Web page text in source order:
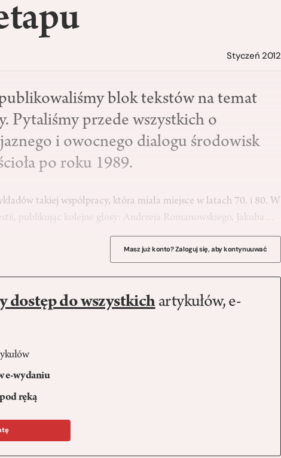
Styczeń 2012
blok tekstów na temat
Pytaliśmy przede wszystkich o
i owocnego dialogu środowisk
po roku 1989.
takiej współpracy, która miała miejsce w latach 70. i 80. W
publikując kolejne głosy: Andrzeja Romanowskiego, Jakuba…
Masz już konto? Zaloguj się, aby kontynuuwać
dostęp do wszystkichartykułów, e-
e-wydaniu
ręką